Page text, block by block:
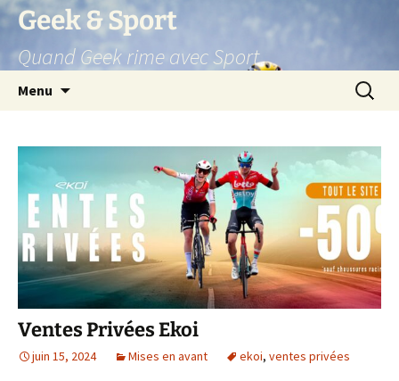
Aller
contenu
Geek & Sport
Quand Geek rime avec Sport
Menu
Ventes Privées Ekoi
juin 15, 2024 Mises en avant ekoi, ventes privées